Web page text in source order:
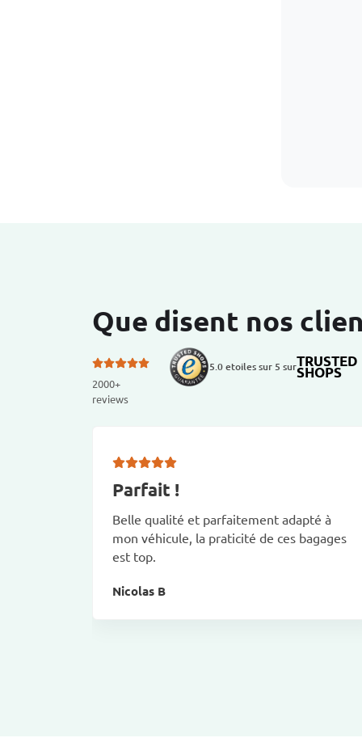
Que disent nos
2000+
reviews
5.0 etoiles sur 5 surTRUSTED
SHOPS
Parfait !
Belle qualité et parfaitement adapté à
mon véhicule, la praticité de ces bagages
est top.
Nicolas B